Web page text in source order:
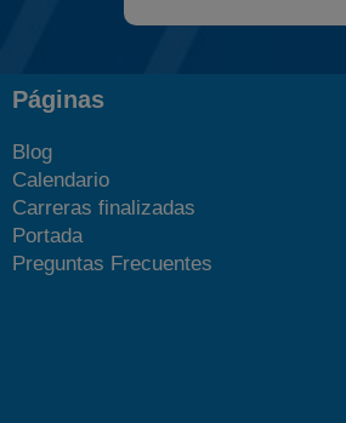
Páginas
Blog
Calendario
Carreras finalizadas
Portada
Preguntas Frecuentes